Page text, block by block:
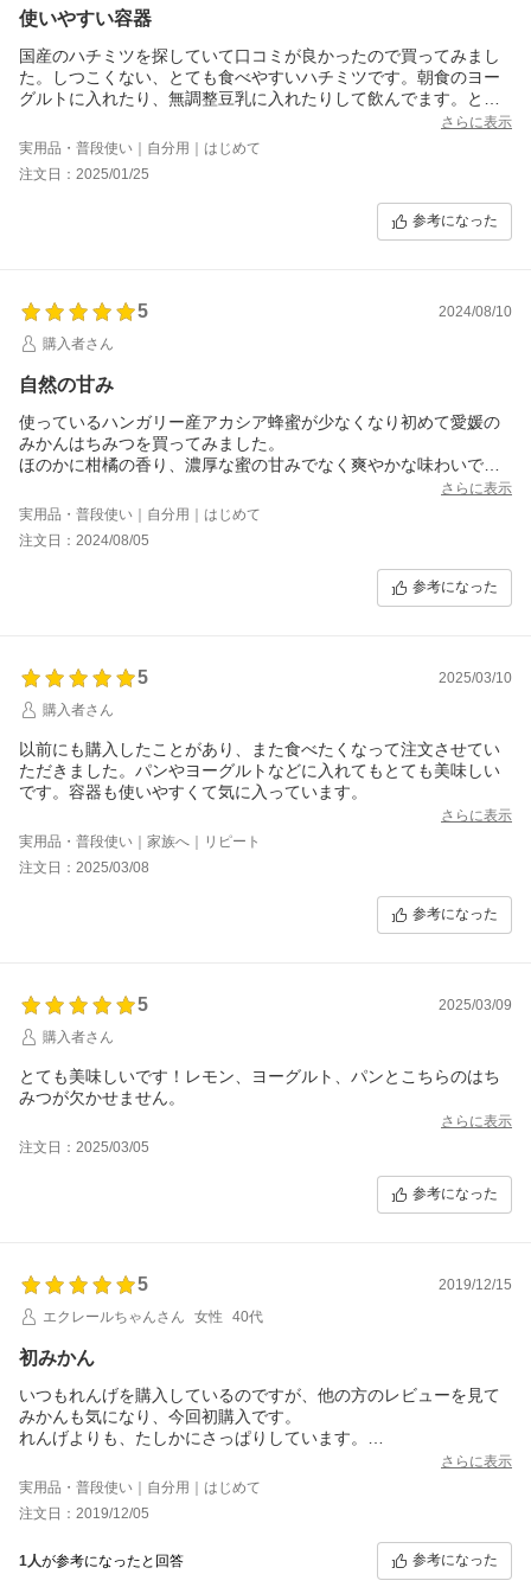
使いやすい容器
国産のハチミツを探していて口コミが良かったので買ってみまし
た。しつこくない、とても食べやすいハチミツです。朝食のヨー
グルトに入れたり、無調整豆乳に入れたりして飲んでます。とに
かく容器が使いやすくて好きです。ちょっとお高いですが、買っ
て良かったです。
さらに表示
実用品・普段使い｜自分用｜はじめて
注文日：2025/01/25
参考になった
5
2024/08/10
購入者さん
自然の甘み
使っているハンガリー産アカシア蜂蜜が少なくなり初めて愛媛の
みかんはちみつを買ってみました。
ほのかに柑橘の香り、濃厚な蜜の甘みでなく爽やかな味わいで
す。はちみつは主に甘味調味料として使っていますがイエロー色
も薄いため良いですね。自然の恩恵を有難く味わいたいと思いま
残念な点は容器。はちみつの使い辛さはまさに粘性があるための
液垂れです。どんな容器も何度か使う間にキャップに蜜が付いて
さらに表示
実用品・普段使い｜自分用｜はじめて
注文日：2024/08/05
参考になった
5
2025/03/10
購入者さん
以前にも購入したことがあり、また食べたくなって注文させてい
ただきました。パンやヨーグルトなどに入れてもとても美味しい
です。容器も使いやすくて気に入っています。
さらに表示
実用品・普段使い｜家族へ｜リピート
注文日：2025/03/08
参考になった
5
2025/03/09
購入者さん
とても美味しいです！レモン、ヨーグルト、パンとこちらのはち
みつが欠かせません。
さらに表示
注文日：2025/03/05
参考になった
5
2019/12/15
エクレールちゃんさん
女性 40代
初みかん
いつもれんげを購入しているのですが、他の方のレビューを見て
みかんも気になり、今回初購入です。
れんげよりも、たしかにさっぱりしています。
でも、思っていたよりもみかんの香りが感じられず、それだけが
少し残念でした。
嗅覚の問題でしょうか。。。
ですが、こちらはこちらでおいしいので、大事に食べたいと思い
私の場合、甘いもの（お菓子）を欲した時に我慢する代わりに、
さらに表示
実用品・普段使い｜自分用｜はじめて
注文日：2019/12/05
1人が参考になったと回答 参考になった